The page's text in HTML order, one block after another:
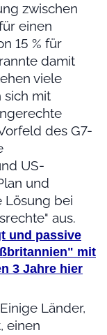
zwischen
einen
15 % für
damit
viele
sich mit
des G7-
US-
und
Lösung bei
aus.
und passive
mit
3 Jahre hier
Einige Länder,
einen